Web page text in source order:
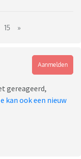
15 »
Aanmelden
gereageerd,
kan ook een nieuw